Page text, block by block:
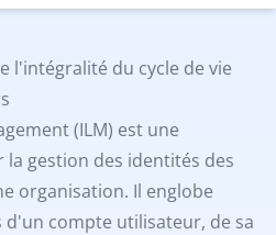
l'intégralité du cycle de vie
(ILM) est une
gestion des identités des
organisation. Il englobe
compte utilisateur, de sa